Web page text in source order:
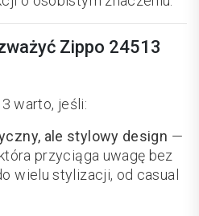
Zippo 24513
warto, jeśli:
ale stylowy design —
przyciąga uwagę bez
wielu stylizacji, od casual